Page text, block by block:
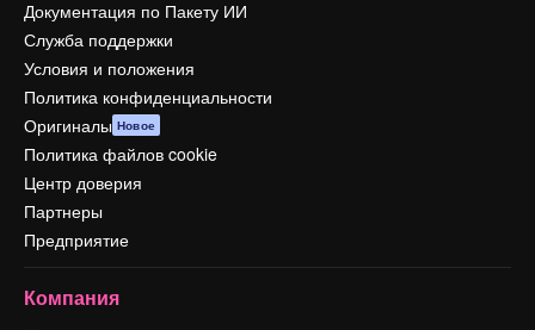
Документация по Пакету ИИ
Служба поддержки
Условия и положения
Политика конфиденциальности
Оригиналы Новое
Политика файлов cookie
Центр доверия
Партнеры
Предприятие
Компания